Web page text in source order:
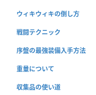
ウィキウィキの倒し方
戦闘テクニック
序盤の最強装備入手方法
重量について
収集品の使い道